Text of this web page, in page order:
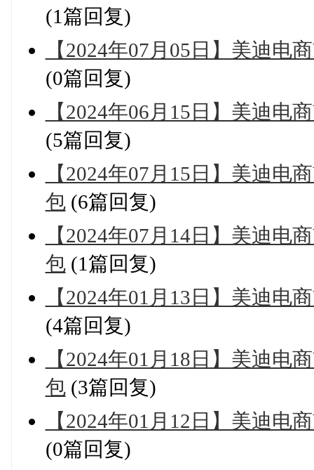
(1篇回复)
【2024年07月05日】美迪电
(0篇回复)
【2024年06月15日】美迪电
(5篇回复)
【2024年07月15日】美迪电
包(6篇回复)
【2024年07月14日】美迪电
包(1篇回复)
【2024年01月13日】美迪电
(4篇回复)
【2024年01月18日】美迪电
包(3篇回复)
【2024年01月12日】美迪电
(0篇回复)